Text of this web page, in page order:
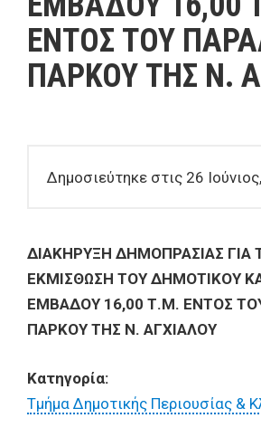
ΕΝΤΟΣ ΤΟΥ
ΠΑΡΚΟΥ ΤΗΣ Ν.
Δημοσιεύτηκε στις 26
ΔΙΑΚΗΡΥΞΗ ΔΗΜΟΠΡΑΣΙΑΣ ΓΙΑ
ΕΚΜΙΣΘΩΣΗ ΤΟΥ ΔΗΜΟΤΙΚΟΥ
ΕΜΒΑΔΟΥ 16,00 Τ.Μ. ΕΝΤΟΣ
ΠΑΡΚΟΥ ΤΗΣ Ν. ΑΓΧΙΑΛΟΥ
Κατηγορία:
Τμήμα Δημοτικής Περιουσίας &